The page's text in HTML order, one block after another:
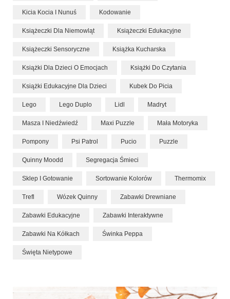
Kicia Kocia I Nunuś Kodowanie
Książeczki Dla Niemowląt Książeczki Edukacyjne
Książeczki Sensoryczne Książka Kucharska
Książki Dla Dzieci O Emocjach Książki Do Czytania
Książki Edukacyjne Dla Dzieci Kubek Do Picia
Lego Lego Duplo Lidl Madryt
Masza I Niedźwiedź Maxi Puzzle Mała Motoryka
Pompony Psi Patrol Pucio Puzzle
Quinny Moodd Segregacja Śmieci
Sklep I Gotowanie Sortowanie Kolorów Thermomix
Trefl Wózek Quinny Zabawki Drewniane
Zabawki Edukacyjne Zabawki Interaktywne
Zabawki Na Kółkach Świnka Peppa
Święta Nietypowe